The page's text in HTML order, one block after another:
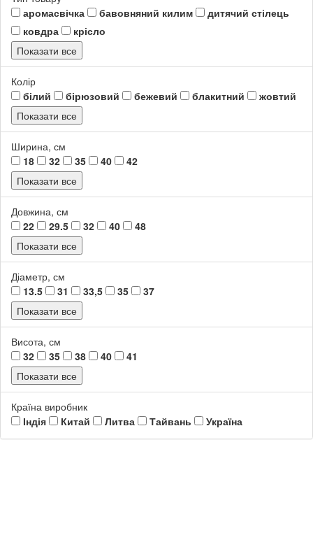
аромасвічка
бавовняний килим
дитячий стілець
ковдра
крісло
Показати все
Колір
білий
бірюзовий бежевий блакитний
жовтий
Показати все
Ширина, см
18
32 35 40
42
Показати все
Довжина, см
22
29.5 32 40
48
Показати все
Діаметр, см
13.5
31 33,5 35
37
Показати все
Висота, см
32
35 38 40
41
Показати все
Країна виробник
Індія
Китай Литва Тайвань Україна